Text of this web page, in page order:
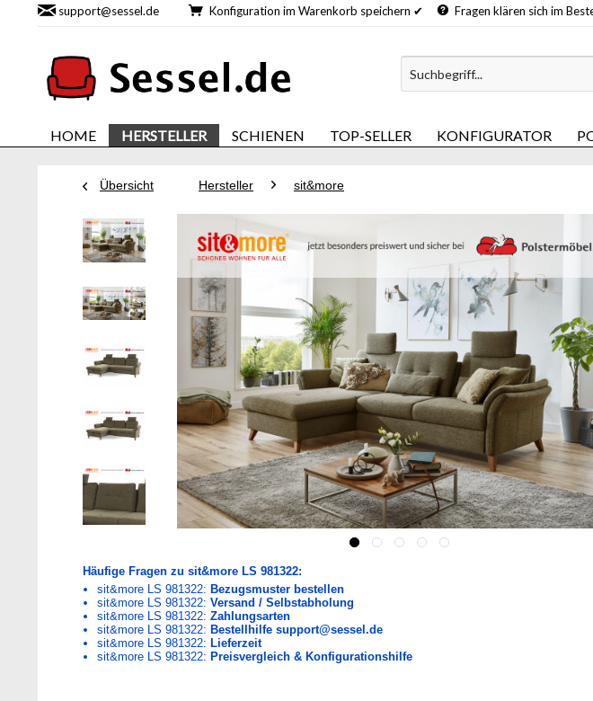
support@sessel.de Konfiguration im Warenkorb speichern ✔ Fragen klären sich im
HOME HERSTELLER SCHIENEN TOP-SELLER KONFIGURATOR
Übersicht Hersteller sit&more
Häufige Fragen zu sit&more LS 981322:
sit&more LS 981322: Bezugsmuster bestellen
sit&more LS 981322: Versand / Selbstabholung
sit&more LS 981322: Zahlungsarten
sit&more LS 981322: Bestellhilfe support@sessel.de
sit&more LS 981322: Lieferzeit
sit&more LS 981322: Preisvergleich & Konfigurationshilfe